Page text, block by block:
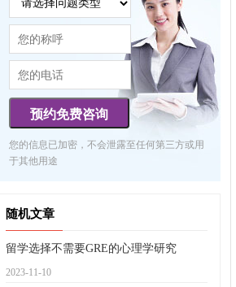
预约免费咨询
您的信息已加密，不会泄露至任何第三方或用
于其他用途
随机文章
留学选择不需要GRE的心理学研究
2023-11-10